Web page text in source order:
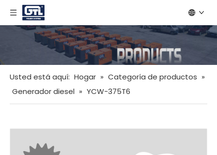
Usted está aquí: Hogar » Categoría de productos »
Generador diesel » YCW-375T6